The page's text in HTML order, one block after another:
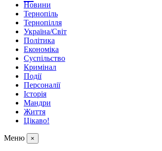
Новини
Тернопіль
Тернопілля
Україна/Світ
Політика
Економіка
Суспільство
Кримінал
Події
Персоналії
Історія
Мандри
Життя
Цікаво!
Меню ×